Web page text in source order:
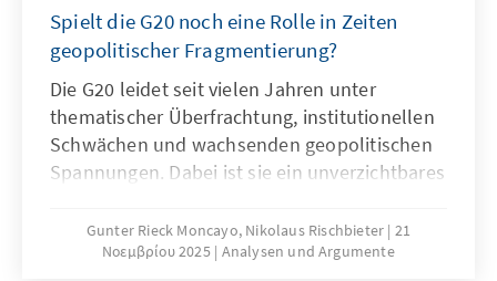
auffassen.
Spielt die G20 noch eine Rolle in Zeiten
geopolitischer Fragmentierung?
Die G20 leidet seit vielen Jahren unter
thematischer Überfrachtung, institutionellen
Schwächen und wachsenden geopolitischen
Spannungen. Dabei ist sie ein unverzichtbares
muss daher ihre Legitimität und Wirksamkeit
zurückgewinnen. Dies kann nur gelingen,
Gunter Rieck Moncayo, Nikolaus Rischbieter 21
Νοεμβρίου 2025 Analysen und Argumente